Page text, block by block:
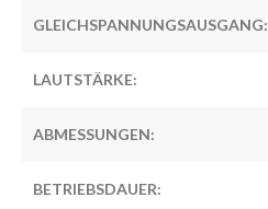
GLEICHSPANNUNGSAUSGANG:
LAUTSTÄRKE:
ABMESSUNGEN:
BETRIEBSDAUER: